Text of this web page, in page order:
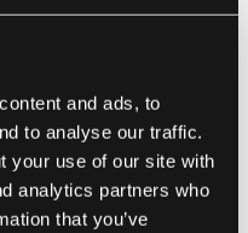
and ads, to
to analyse our traffic.
your use of our site with
analytics partners who
that you’ve
og settinger.
arbeidsflyter,
styrke samarbeid
Ved å
innen